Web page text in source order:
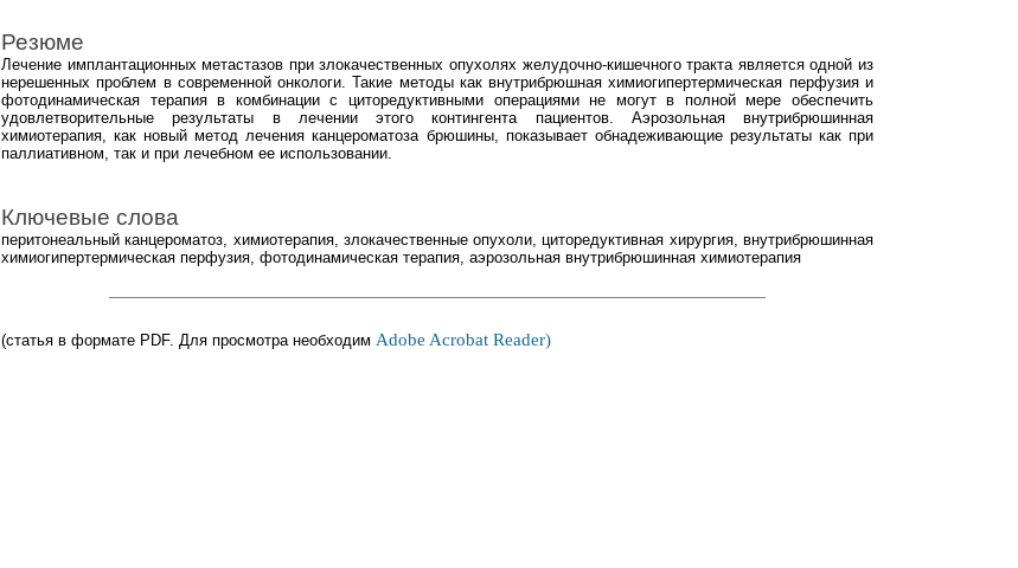
Резюме
Лечение имплантационных метастазов при злокачественных опухолях желудочно-кишечного тракта является одной из
нерешенных проблем в современной онкологи. Такие методы как внутрибрюшная химиогипертермическая перфузия и
фотодинамическая терапия в комбинации с циторедуктивными операциями не могут в полной мере обеспечить
удовлетворительные результаты в лечении этого контингента пациентов. Аэрозольная внутрибрюшинная
химиотерапия, как новый метод лечения канцероматоза брюшины, показывает обнадеживающие результаты как при
паллиативном, так и при лечебном ее использовании.
Ключевые слова
перитонеальный канцероматоз, химиотерапия, злокачественные опухоли, циторедуктивная хирургия, внутрибрюшинная
химиогипертермическая перфузия, фотодинамическая терапия, аэрозольная внутрибрюшинная химиотерапия
(статья в формате PDF. Для просмотра необходим Adobe Acrobat Reader)